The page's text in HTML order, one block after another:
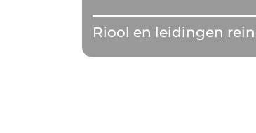
Riool en leidingen